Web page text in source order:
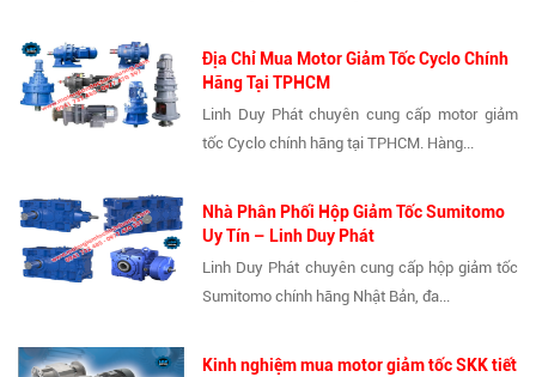
Địa Chỉ Mua Motor Giảm Tốc Cyclo Chính
Hãng Tại TPHCM
Linh Duy Phát chuyên cung cấp motor giảm
tốc Cyclo chính hãng tại TPHCM. Hàng...
Nhà Phân Phối Hộp Giảm Tốc Sumitomo
Uy Tín – Linh Duy Phát
Linh Duy Phát chuyên cung cấp hộp giảm tốc
Sumitomo chính hãng Nhật Bản, đa...
Kinh nghiệm mua motor giảm tốc SKK tiết